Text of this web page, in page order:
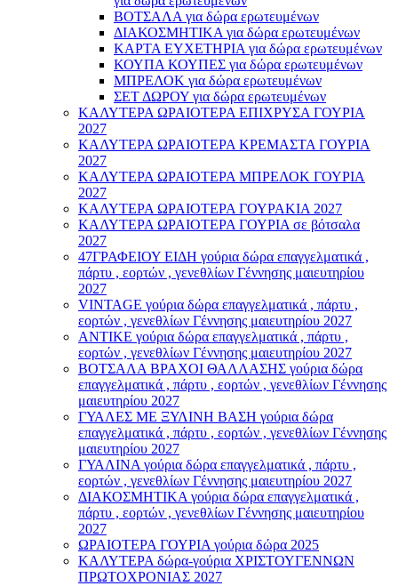
ΒΟΤΣΑΛΑ για δώρα ερωτευμένων
ΔΙΑΚΟΣΜΗΤΙΚΑ για δώρα ερωτευμένων
ΚΑΡΤΑ ΕΥΧΕΤΗΡΙΑ για δώρα ερωτευμένων
ΚΟΥΠΑ ΚΟΥΠΕΣ για δώρα ερωτευμένων
ΜΠΡΕΛΟΚ για δώρα ερωτευμένων
ΣΕΤ ΔΩΡΟΥ για δώρα ερωτευμένων
ΚΑΛΥΤΕΡΑ ΩΡΑΙΟΤΕΡΑ ΕΠΙΧΡΥΣΑ ΓΟΥΡΙΑ
2027
ΚΑΛΥΤΕΡΑ ΩΡΑΙΟΤΕΡΑ ΚΡΕΜΑΣΤΑ ΓΟΥΡΙΑ
2027
ΚΑΛΥΤΕΡΑ ΩΡΑΙΟΤΕΡΑ ΜΠΡΕΛΟΚ ΓΟΥΡΙΑ
2027
ΚΑΛΥΤΕΡΑ ΩΡΑΙΟΤΕΡΑ ΓΟΥΡΑΚΙΑ 2027
ΚΑΛΥΤΕΡΑ ΩΡΑΙΟΤΕΡΑ ΓΟΥΡΙΑ σε βότσαλα
2027
47ΓΡΑΦΕΙΟΥ ΕΙΔΗ γούρια δώρα επαγγελματικά ,
πάρτυ , εορτών , γενεθλίων Γέννησης μαιευτηρίου
2027
VINTAGE γούρια δώρα επαγγελματικά , πάρτυ ,
εορτών , γενεθλίων Γέννησης μαιευτηρίου 2027
ΑΝΤΙΚΕ γούρια δώρα επαγγελματικά , πάρτυ ,
εορτών , γενεθλίων Γέννησης μαιευτηρίου 2027
ΒΟΤΣΑΛΑ ΒΡΑΧΟΙ ΘΑΛΛΑΣΗΣ γούρια δώρα
επαγγελματικά , πάρτυ , εορτών , γενεθλίων Γέννησης
μαιευτηρίου 2027
ΓΥΑΛΕΣ ΜΕ ΞΥΛΙΝΗ ΒΑΣΗ γούρια δώρα
επαγγελματικά , πάρτυ , εορτών , γενεθλίων Γέννησης
μαιευτηρίου 2027
ΓΥΑΛΙΝΑ γούρια δώρα επαγγελματικά , πάρτυ ,
εορτών , γενεθλίων Γέννησης μαιευτηρίου 2027
ΔΙΑΚΟΣΜΗΤΙΚΑ γούρια δώρα επαγγελματικά ,
πάρτυ , εορτών , γενεθλίων Γέννησης μαιευτηρίου
2027
ΩΡΑΙΟΤΕΡΑ ΓΟΥΡΙΑ γούρια δώρα 2025
ΚΑΛΥΤΕΡΑ δώρα-γούρια ΧΡΙΣΤΟΥΓΕΝΝΩΝ
ΠΡΩΤΟΧΡΟΝΙΑΣ 2027